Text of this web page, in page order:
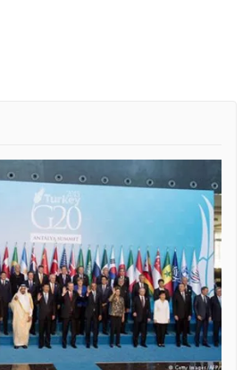
Podcast
Infographic
Shorts video
VTV Thể thao